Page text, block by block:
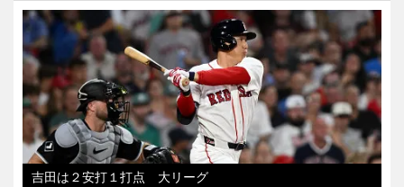
吉田は２安打１打点 大リーグ